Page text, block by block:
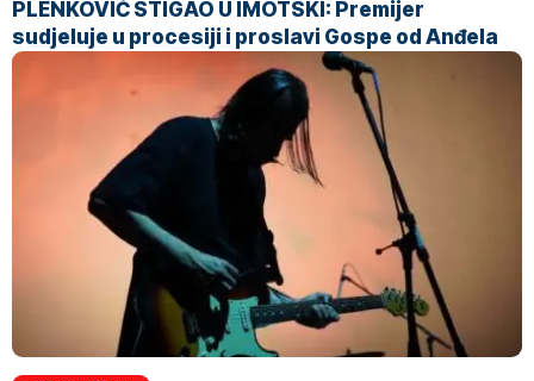
PLENKOVIĆ STIGAO U IMOTSKI: Premijer
sudjeluje u procesiji i proslavi Gospe od Anđela